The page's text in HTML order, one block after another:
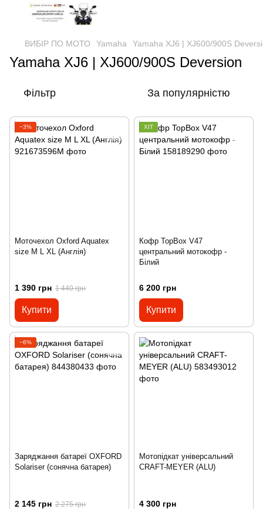
ВИБІР ПО МОТО Yamaha Yamaha XJ6 | XJ600/900S
Yamaha XJ6 | XJ600/900S Deversion
Фільтр За популярністю
−3%
Моточехол Oxford Aquatex
size M L XL (Англія)
1 390 грн 1 440 грн
Купити
ХІТ
Кофр TopBox V47
центральний мотокофр -
Білий
6 200 грн
Купити
−6%
Заряджання батареї OXFORD
Solariser (сонячна батарея)
2 145 грн 2 275 грн
Мотопідкат універсальний
CRAFT-MEYER (ALU)
4 300 грн